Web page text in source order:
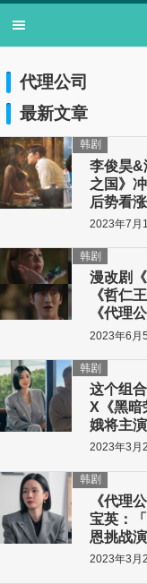
代理公司
最新文章
李俊昊&
之国》
后势看
韩剧
2023年7月
漫改剧
《哲仁
《代理
韩剧
2023年6月
这个组
X《黑暗
娥将主
韩剧
2023年3月
《代理
宝英：
恩挑战
韩剧
2023年3月